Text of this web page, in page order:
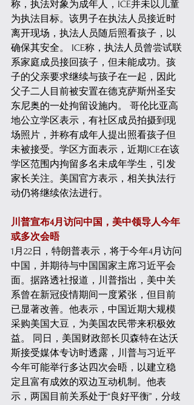
称，执法对象为成年人，ICE并未以儿童
为执法目标。该男子在执法人员接近时
离开现场，执法人员随后照看孩子，以
确保其安全。 ICE称，执法人员曾尝试联
系家庭成员接回孩子，但未能成功。孩
子的父亲要求继续与孩子在一起，因此
父子二人目前被安置在德克萨斯州圣安
东尼奥的一处拘留设施内。 哥伦比亚高
地公立学区表示，有社区成员拍摄到现
场照片，并称有成年人提出照看孩子但
未被接受。学区方面表示，近期ICE在该
学区范围内拘留多名未成年学生，引发
家长关注。美国官方表示，相关执法行
动仍将继续依法进行。
川普宣布4月访问中国，美中领导人今年
或多次会晤
1月22日，特朗普表示，将于今年4月访问
中国，并期待与中国国家主席习近平会
面。据路透社报道，川普指出，美中关
系曾在新冠疫情期间一度紧张，但目前
已显著改善。他表示，中国近期大规模
采购美国大豆，为美国农民带来积极效
益。 同日，美国财政部长贝森特在达沃
斯接受媒体专访时透露，川普与习近平
今年可能举行多达四次会晤，以建立稳
定且富有成效的双边互动机制。他表
示，两国目前关系处于“良好平衡”，分歧